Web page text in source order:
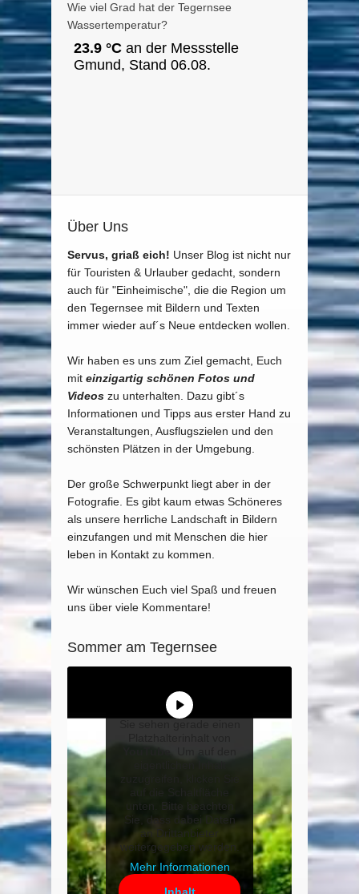
Wie viel Grad hat der Tegernsee
Wassertemperatur?
Über Uns
Servus, griaß eich! Unser Blog ist nicht nur
für Touristen & Urlauber gedacht, sondern
auch für "Einheimische", die die Region um
den Tegernsee mit Bildern und Texten
immer wieder auf´s Neue entdecken wollen.
Wir haben es uns zum Ziel gemacht, Euch
mit einzigartig schönen Fotos und
Videos zu unterhalten. Dazu gibt´s
Informationen und Tipps aus erster Hand zu
Veranstaltungen, Ausflugszielen und den
schönsten Plätzen in der Umgebung.
Der große Schwerpunkt liegt aber in der
Fotografie. Es gibt kaum etwas Schöneres
als unsere herrliche Landschaft in Bildern
einzufangen und mit Menschen die hier
leben in Kontakt zu kommen.
Wir wünschen Euch viel Spaß und freuen
uns über viele Kommentare!
Sommer am Tegernsee
YouTube
unten. Bitte beachten
Sie, dass dabei Daten
an Drittanbieter
weitergegeben werden.
Mehr Informationen